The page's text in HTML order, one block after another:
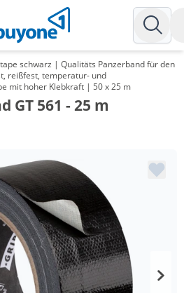
schwarz | Qualitäts Panzerband für den
reißfest, temperatur- und
mit hoher Klebkraft | 50 x 25 m
GT 561 - 25 m